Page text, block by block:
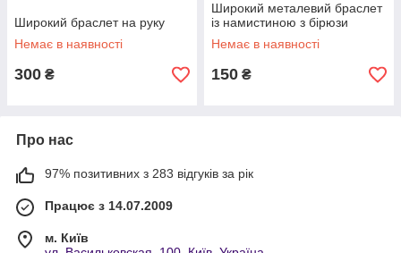
Широкий браслет на руку
Немає в наявності
300 ₴
Широкий металевий браслет
із намистиною з бірюзи
Немає в наявності
150 ₴
Про нас
97% позитивних з 283 відгуків за рік
Працює з 14.07.2009
м. Київ